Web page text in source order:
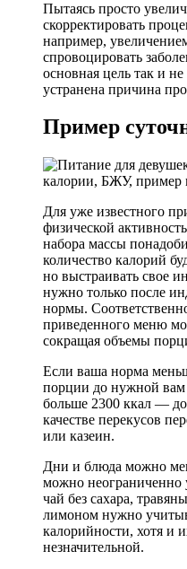
Пытаясь просто
скорректировать
например,
спровоцировать
основная цель так и
устранена причина
Пример
Для уже известного
физической
набора массы
количество калорий
но выстраивать свое
нужно только после
нормы.
приведенного меню
сокращая объемы
Если ваша норма
порции до нужной
больше 2300 ккал —
качестве перекусов
или казеин.
Дни и блюда можно
можно неограниченно
чай без сахара,
лимоном нужно
калорийности, хотя и
незначительной.